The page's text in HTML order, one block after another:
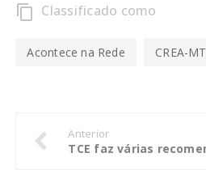
content_copy Classificado como
Acontece na Rede CREA-MT
Anterior